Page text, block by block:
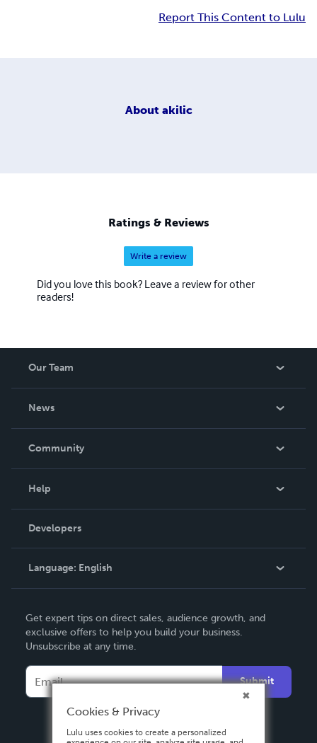
Report This Content to Lulu
About akilic
Ratings & Reviews
Write a review
Did you love this book? Leave a review for other
readers!
Our Team
News
In The News
Community
Podcast
Help
Order Lookup
Knowledge Base
Contact Support
Developers
Language: English
Deutsch
Français
Español
Get expert tips on direct sales, audience growth, and
exclusive offers to help you build your business.
Unsubscribe at any time.
Submit
Cookies & Privacy
Lulu uses cookies to create a personalized